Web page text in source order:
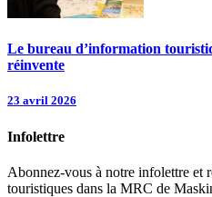
Le bureau d’information
réinvente
23 avril 2026
Infolettre
Abonnez-vous à notre infolettre et
touristiques dans la MRC de